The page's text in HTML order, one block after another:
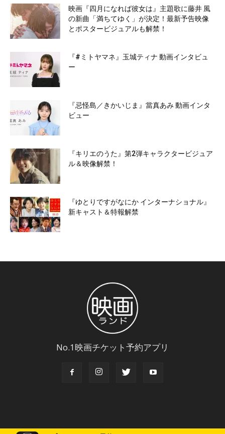
映画『四月になれば彼女は』主題歌に藤井 風
の新曲「満ちてゆく」が決定！最新予告映像
とポスタービジュアルも解禁！
『#ミトヤマネ』玉城ティナ 動画インタビュ
ー
『忌怪島／きかいじま』當真あみ 動画インタ
ビュー
『キリエのうた』第2弾キャラクタービジュア
ル＆映像解禁！
『ゆとりですがなにか インターナショナル』
新キャスト＆特報解禁
No.1映画チケット予約アプリ